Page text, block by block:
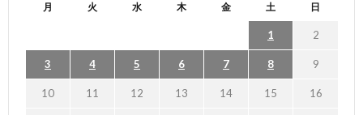
月 火 水 木 金 土 日
1 2
3 4 5 6 7 8 9
10 11 12 13 14 15 16